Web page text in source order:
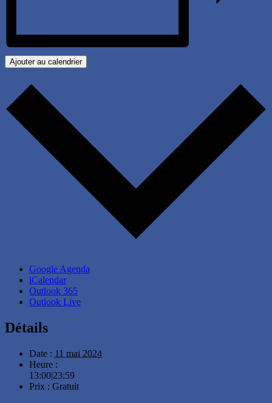
Ajouter au calendrier
Google Agenda
iCalendar
Outlook 365
Outlook Live
Détails
Date : 11 mai 2024
Heure :
13:00|23:59
Prix : Gratuit